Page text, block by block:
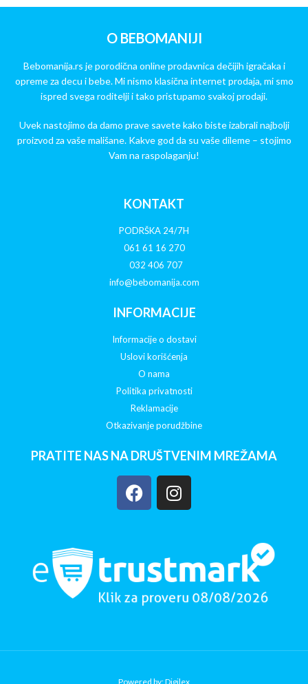
O BEBOMANIJI
Bebomanija.rs je porodična online prodavnica dečijih igračaka i
opreme za decu i bebe. Mi nismo klasična internet prodaja, mi smo
ispred svega roditelji i tako pristupamo svakoj prodaji.
Uvek nastojimo da damo prave savete kako biste izabrali najbolji
proizvod za vaše mališane. Kakve god da su vaše dileme – stojimo
Vam na raspolaganju!
KONTAKT
PODRŠKA 24/7H
061 61 16 270
032 406 707
info@bebomanija.com
INFORMACIJE
Informacije o dostavi
Uslovi korišćenja
O nama
Politika privatnosti
Reklamacije
Otkazivanje porudžbine
PRATITE NAS NA DRUŠTVENIM MREŽAMA
Powered by: Digilex